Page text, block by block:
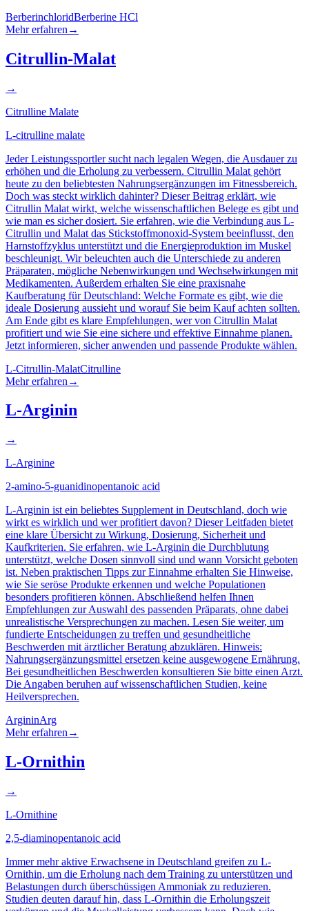
BerberinchloridBerberine HCl
Mehr erfahren →
Citrullin-Malat
→
Citrulline Malate
L-citrulline malate
Jeder Leistungssportler sucht nach legalen Wegen, die Ausdauer zu
erhöhen und die Erholung zu verbessern. Citrullin Malat gehört
heute zu den beliebtesten Nahrungsergänzungen im Fitnessbereich.
Doch was steckt wirklich dahinter? Dieser Beitrag erklärt, wie
Citrullin Malat wirkt, welche wissenschaftlichen Belege es gibt und
wie man es sicher dosiert. Sie erfahren, wie die Verbindung aus L-
Citrullin und Malat das Stickstoffmonoxid-System beeinflusst, den
Harnstoffzyklus unterstützt und die Energieproduktion im Muskel
beschleunigt. Wir beleuchten auch die Unterschiede zu anderen
Präparaten, mögliche Nebenwirkungen und Wechselwirkungen mit
Medikamenten. Außerdem erhalten Sie eine praxisnahe
Kaufberatung für Deutschland: Welche Formate es gibt, wie die
ideale Dosierung aussieht und worauf Sie beim Kauf achten sollten.
Am Ende gibt es klare Empfehlungen, wer von Citrullin Malat
profitiert und wie Sie eine sichere und effektive Einnahme planen.
Jetzt informieren, sicher anwenden und passende Produkte wählen.
L-Citrullin-MalatCitrulline
Mehr erfahren →
L-Arginin
→
L-Arginine
2-amino-5-guanidinopentanoic acid
L-Arginin ist ein beliebtes Supplement in Deutschland, doch wie
wirkt es wirklich und wer profitiert davon? Dieser Leitfaden bietet
eine klare Übersicht zu Wirkung, Dosierung, Sicherheit und
Kaufkriterien. Sie erfahren, wie L-Arginin die Durchblutung
unterstützt, welche Dosen sinnvoll sind und wann Vorsicht geboten
ist. Neben praktischen Tipps zur Einnahme erhalten Sie Hinweise,
wie Sie seröse Produkte erkennen und welche Populationen
besonders profitieren können. Abschließend helfen Ihnen
Empfehlungen zur Auswahl des passenden Präparats, ohne dabei
unrealistische Versprechungen zu machen. Lesen Sie weiter, um
fundierte Entscheidungen zu treffen und gesundheitliche
Beschwerden mit ärztlicher Beratung abzuklären. Hinweis:
Nahrungsergänzungsmittel ersetzen keine ausgewogene Ernährung.
Bei gesundheitlichen Beschwerden konsultieren Sie bitte einen Arzt.
Die Angaben beruhen auf wissenschaftlichen Studien, keine
Heilversprechen.
ArgininArg
Mehr erfahren →
L-Ornithin
→
L-Ornithine
2,5-diaminopentanoic acid
Immer mehr aktive Erwachsene in Deutschland greifen zu L-
Ornithin, um die Erholung nach dem Training zu unterstützen und
Belastungen durch überschüssigen Ammoniak zu reduzieren.
Studien deuten darauf hin, dass L-Ornithin die Erholungszeit